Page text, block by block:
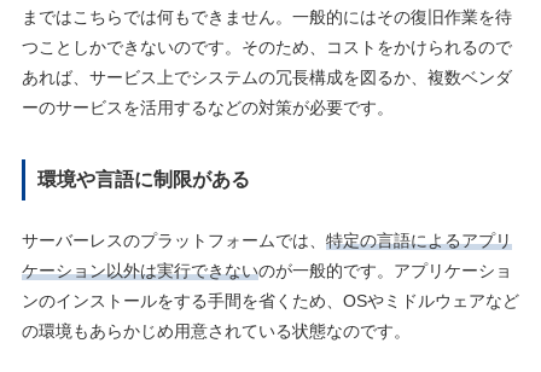
まではこちらでは何もできません。一般的にはその復旧作業を待
つことしかできないのです。そのため、コストをかけられるので
あれば、サービス上でシステムの冗長構成を図るか、複数ベンダ
ーのサービスを活用するなどの対策が必要です。
環境や言語に制限がある
サーバーレスのプラットフォームでは、 特定の言語によるアプリ
ケーション以外は実行できないのが一般的です。アプリケーショ
ンのインストールをする手間を省くため、OSやミドルウェアなど
の環境もあらかじめ用意されている状態なのです。